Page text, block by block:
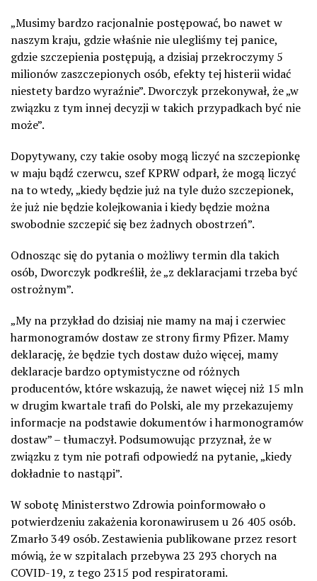
„Musimy bardzo racjonalnie postępować, bo nawet w
naszym kraju, gdzie właśnie nie ulegliśmy tej panice,
gdzie szczepienia postępują, a dzisiaj przekroczymy 5
milionów zaszczepionych osób, efekty tej histerii widać
niestety bardzo wyraźnie”. Dworczyk przekonywał, że „w
związku z tym innej decyzji w takich przypadkach być nie
może”.
Dopytywany, czy takie osoby mogą liczyć na szczepionkę
w maju bądź czerwcu, szef KPRW odparł, że mogą liczyć
na to wtedy, „kiedy będzie już na tyle dużo szczepionek,
że już nie będzie kolejkowania i kiedy będzie można
swobodnie szczepić się bez żadnych obostrzeń”.
Odnosząc się do pytania o możliwy termin dla takich
osób, Dworczyk podkreślił, że „z deklaracjami trzeba być
ostrożnym”.
„My na przykład do dzisiaj nie mamy na maj i czerwiec
harmonogramów dostaw ze strony firmy Pfizer. Mamy
deklarację, że będzie tych dostaw dużo więcej, mamy
deklaracje bardzo optymistyczne od różnych
producentów, które wskazują, że nawet więcej niż 15 mln
w drugim kwartale trafi do Polski, ale my przekazujemy
informacje na podstawie dokumentów i harmonogramów
dostaw” – tłumaczył. Podsumowując przyznał, że w
związku z tym nie potrafi odpowiedź na pytanie, „kiedy
dokładnie to nastąpi”.
W sobotę Ministerstwo Zdrowia poinformowało o
potwierdzeniu zakażenia koronawirusem u 26 405 osób.
Zmarło 349 osób. Zestawienia publikowane przez resort
mówią, że w szpitalach przebywa 23 293 chorych na
COVID-19, z tego 2315 pod respiratorami.